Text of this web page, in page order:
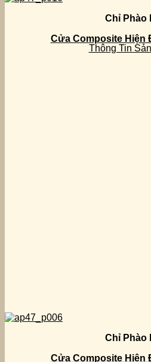
Chỉ Phào
Cửa Composite Hiện
Thông Tin
Chỉ Phào
Cửa Composite Hiện